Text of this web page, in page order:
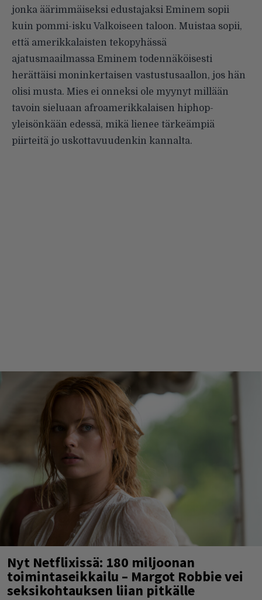
jonka äärimmäiseksi edustajaksi Eminem sopii
kuin pommi-isku Valkoiseen taloon. Muistaa sopii,
että amerikkalaisten tekopyhässä
ajatusmaailmassa Eminem todennäköisesti
herättäisi moninkertaisen vastustusaallon, jos hän
olisi musta. Mies ei onneksi ole myynyt millään
tavoin sieluaan afroamerikkalaisen hiphop-
yleisönkään edessä, mikä lienee tärkeämpiä
piirteitä jo uskottavuudenkin kannalta.
Nyt Netflixissä: 180 miljoonan
toimintaseikkailu – Margot Robbie vei
seksikohtauksen liian pitkälle